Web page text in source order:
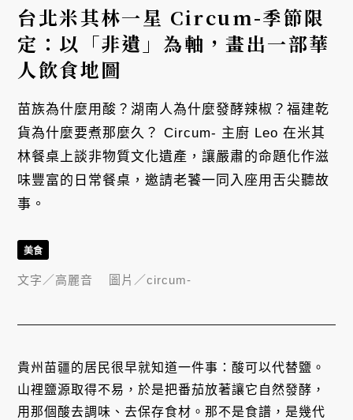
台北米其林一星 Circum-季節限
定：以「非遺」為軸，畫出一部華
人飲食地圖
苗族為什麼用酸？湖南人為什麼發酵辣椒？福建乾
貨為什麼要煮那麼久？ Circum- 主廚 Leo 在米其
林餐桌上談非物質文化遺產，讓嚴肅的命題化作滋
味豐富的日常餐桌，邀請老饕一同入座用舌尖聽故
事。
貴州苗疆的居民很早就知道一件事：酸可以代替鹽。
山裡鹽源取得不易，於是把番茄放著讓它自然發酵，
用那個酸去調味、去保存食材。那不是食譜，是幾代
美食
文字／高麗音 圖片／circum-